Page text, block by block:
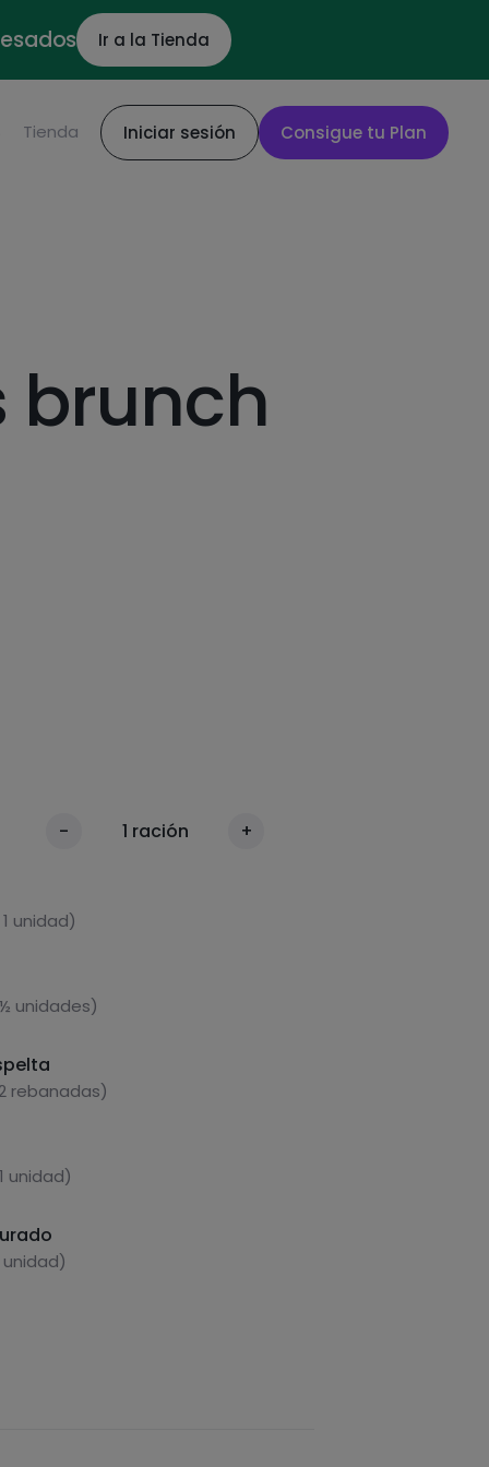
Ir a la Tienda
Tienda Iniciar sesión Consigue tu Plan
brunch
- 1 ración +
unidad)
unidades)
rebanadas)
unidad)
unidad)